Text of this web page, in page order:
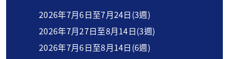
2026年7月6日至7月24日(3週)
2026年7月27日至8月14日(3週)
2026年7月6日至8月14日(6週)